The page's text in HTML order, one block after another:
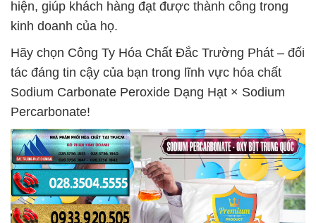
hiện, giúp khách hàng đạt được thành công trong
kinh doanh của họ.
Hãy chọn Công Ty Hóa Chất Đắc Trường Phát – đối
tác đáng tin cậy của bạn trong lĩnh vực hóa chất
Sodium Carbonate Peroxide Dạng Hạt × Sodium
Percarbonate!